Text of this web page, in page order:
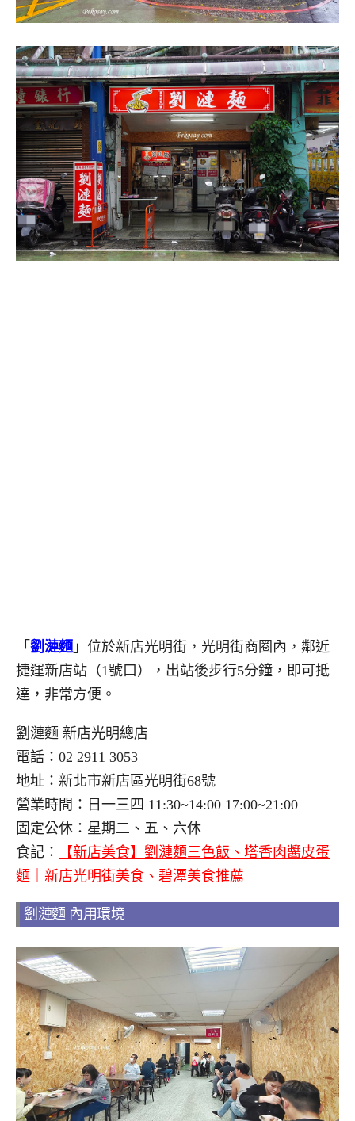
「 劉漣麵 」位於新店光明街，光明街商圈內，鄰近
捷運新店站（1號口），出站後步行5分鐘，即可抵
達，非常方便。
劉漣麵 新店光明總店
電話：02 2911 3053
地址：新北市新店區光明街68號
營業時間：日一三四 11:30~14:00 17:00~21:00
固定公休：星期二、五、六休
食記：
【新店美食】劉漣麵三色飯、塔香肉醬皮蛋
麵｜新店光明街美食、碧潭美食推薦
劉漣麵 內用環境